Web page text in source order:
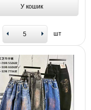
У кошик
шт